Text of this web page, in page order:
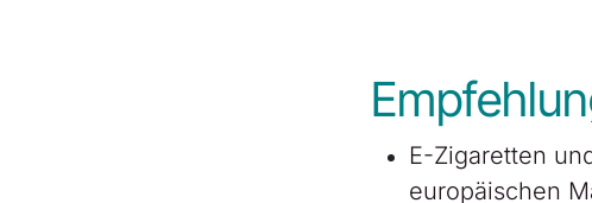
E-Zigaretten
europäischen